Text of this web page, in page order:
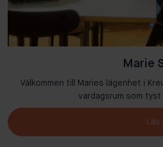
Marie
Välkommen till Maries lägenhet i
vardagsrum som
Läs